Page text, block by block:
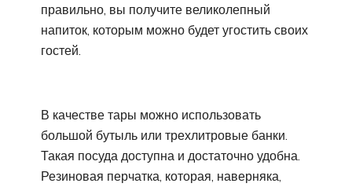
правильно, вы получите великолепный
напиток, которым можно будет угостить своих
гостей.
В качестве тары можно использовать
большой бутыль или трехлитровые банки.
Такая посуда доступна и достаточно удобна.
Резиновая перчатка, которая, наверняка,